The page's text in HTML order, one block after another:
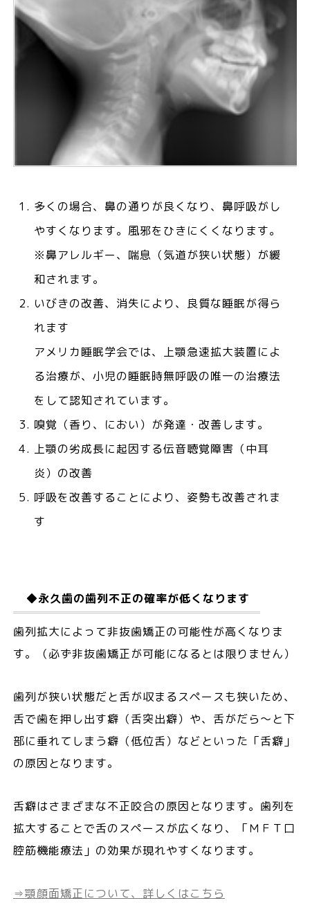
多くの場合、鼻の通りが良くなり、鼻呼吸がし
やすくなります。風邪をひきにくくなります。
※鼻アレルギー、喘息（気道が狭い状態）が緩
和されます。
いびきの改善、消失により、良質な睡眠が得ら
れます
アメリカ睡眠学会では、上顎急速拡大装置によ
る治療が、小児の睡眠時無呼吸の唯一の治療法
をして認知されています。
嗅覚（香り、におい）が発達・改善します。
上顎の劣成長に起因する伝音聴覚障害（中耳
炎）の改善
呼吸を改善することにより、姿勢も改善されま
す
◆永久歯の歯列不正の確率が低くなります
歯列拡大によって非抜歯矯正の可能性が高くなりま
す。（必ず非抜歯矯正が可能になるとは限りません）
歯列が狭い状態だと舌が収まるスペースも狭いため、
舌で歯を押し出す癖（舌突出癖）や、舌がだら～と下
部に垂れてしまう癖（低位舌）などといった「舌癖」
の原因となります。
舌癖はさまざまな不正咬合の原因となります。歯列を
拡大することで舌のスペースが広くなり、「ＭＦＴ口
腔筋機能療法」の効果が現れやすくなります。
⇒顎顔面矯正について、詳しくはこちら